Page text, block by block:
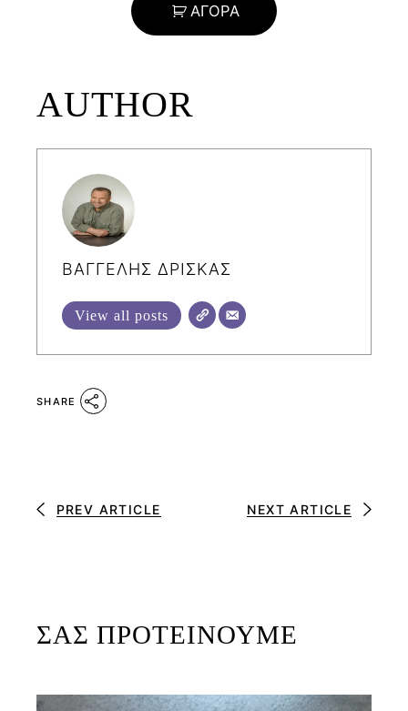
ΑΓΟΡΑ
AUTHOR
ΒΑΓΓΕΛΗΣ ΔΡΙΣΚΑΣ
View all posts
SHARE
PREV ARTICLE NEXT ARTICLE
ΣΑΣ ΠΡΟΤΕΙΝΟΥΜΕ